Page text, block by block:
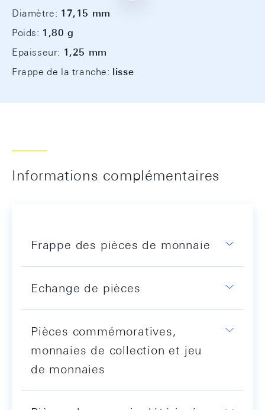
Diamètre: 17,15 mm
Poids: 1,80 g
Epaisseur: 1,25 mm
Frappe de la tranche: lisse
Informations complémentaires
Frappe des pièces de monnaie
Echange de pièces
Pièces commémoratives,
monnaies de collection et jeu
de monnaies